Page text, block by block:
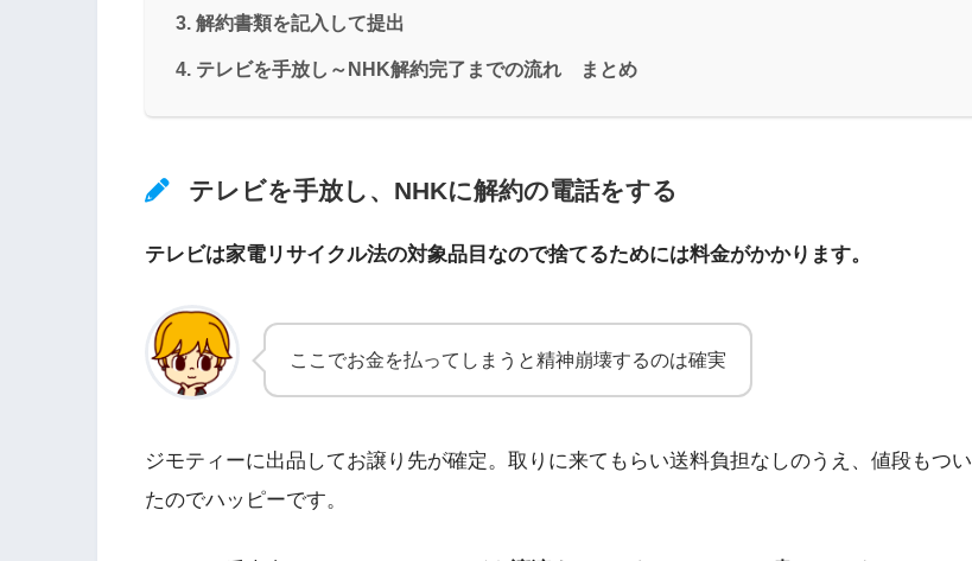
解約書類を記入して提出
テレビを手放し～NHK解約完了までの流れ まとめ
テレビを手放し、NHKに解約の電話をする
テレビは家電リサイクル法の対象品目なので捨てるためには料金がかかります。
ここでお金を払ってしまうと精神崩壊するのは確実
ジモティーに出品してお譲り先が確定。取りに来てもらい送料負担なしのうえ、値段もつい
たのでハッピーです。